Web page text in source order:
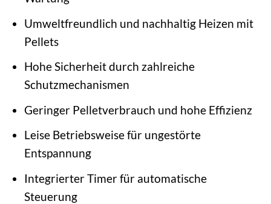
Umweltfreundlich und nachhaltig Heizen mit
Pellets
Hohe Sicherheit durch zahlreiche
Schutzmechanismen
Geringer Pelletverbrauch und hohe Effizienz
Leise Betriebsweise für ungestörte
Entspannung
Integrierter Timer für automatische
Steuerung